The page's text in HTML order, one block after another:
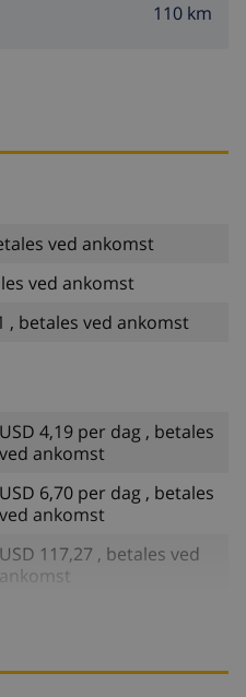
110 km
ved ankomst
ved ankomst
, betales ved ankomst
USD 4,19 per dag , betales
ved ankomst
USD 6,70 per dag , betales
ved ankomst
USD 117,27 , betales ved
ankomst
betales ved ankomst